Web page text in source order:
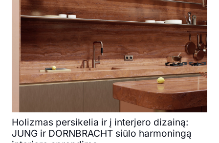
Holizmas persikelia ir į interjero dizainą:
JUNG ir DORNBRACHT siūlo harmoningą